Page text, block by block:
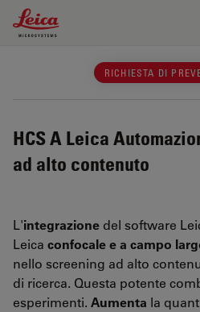
Leica Microsystems Logo
RICHIESTA DI
HCS A Leica
ad alto contenuto
L'integrazione del software
Leica confocale e a campo
nello screening ad alto
di ricerca. Questa potente
esperimenti. Aumenta la